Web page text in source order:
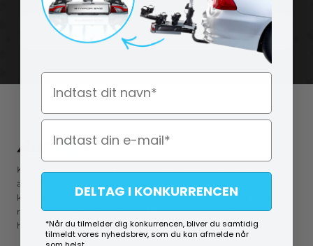
Tilmeld nu
Kæmpe webshop med mere end 50.000+ varer. Hos os sælger vi
alt til din bil, udstyr og tilbehør, hjem, børn & leg, fritid & camping,
kør-selv-ferie, gør-det-selv projekter, værktøj og meget meget
mere. Lagervarer bestilt inden kl. 16 leveres næstkommende
hverdag.
Navn
DELTAG I KONKURRENCEN
*Når du tilmelder dig konkurrencen, bliver du samtidig
tilmeldt vores nyhedsbrev, som du kan afmelde når